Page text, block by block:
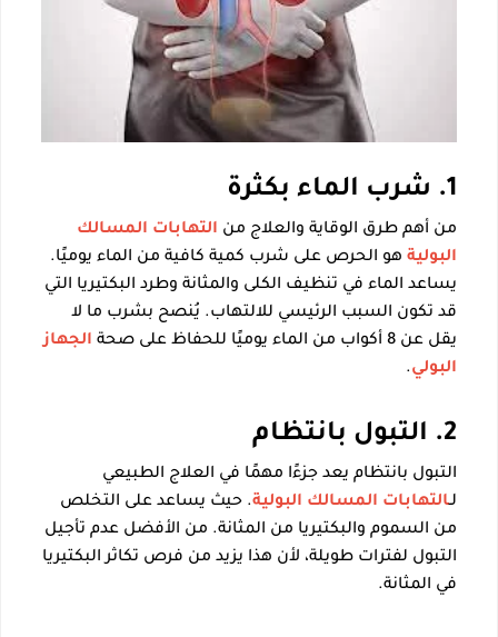
1. شرب الماء بكثرة
من أهم طرق الوقاية والعلاج من التهابات المسالك
البولية هو الحرص على شرب كمية كافية من الماء يوميًا.
يساعد الماء في تنظيف الكلى والمثانة وطرد البكتيريا التي
قد تكون السبب الرئيسي للالتهاب. يُنصح بشرب ما لا
يقل عن 8 أكواب من الماء يوميًا للحفاظ على صحة
الجهاز
البولي.
2. التبول بانتظام
التبول بانتظام يعد جزءًا مهمًا في العلاج الطبيعي
لـالتهابات المسالك البولية. حيث يساعد على التخلص
من السموم والبكتيريا من المثانة. من الأفضل عدم تأجيل
التبول لفترات طويلة، لأن هذا يزيد من فرص تكاثر البكتيريا
في المثانة.